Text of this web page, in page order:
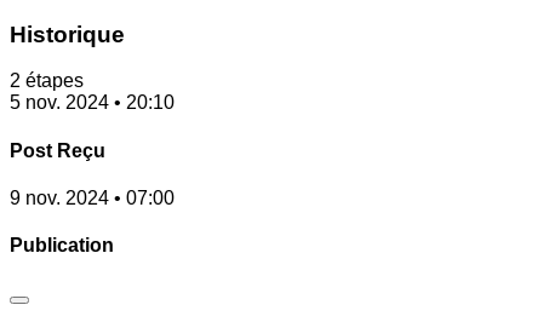
Historique
2 étapes
5 nov. 2024 • 20:10
Post Reçu
9 nov. 2024 • 07:00
Publication